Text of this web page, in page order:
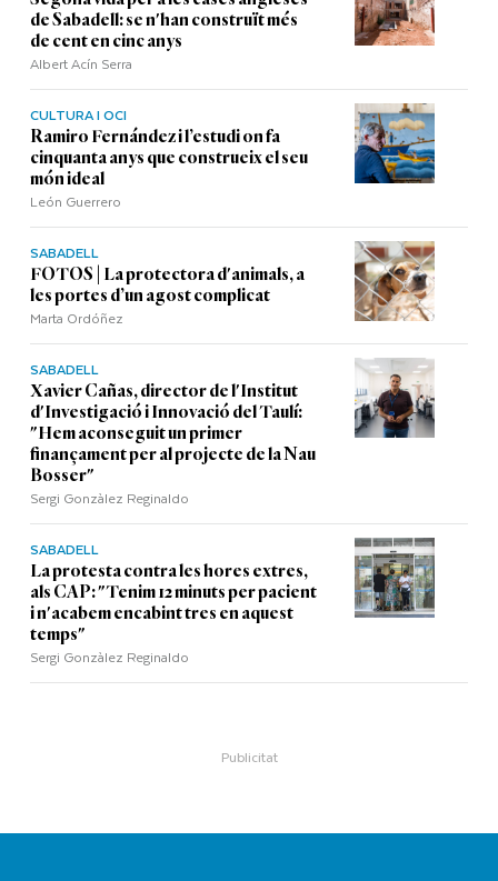
de Sabadell: se n'han construït més
de cent en cinc anys
Albert Acín Serra
CULTURA I OCI
Ramiro Fernández i l’estudi on fa
cinquanta anys que construeix el seu
món ideal
León Guerrero
SABADELL
FOTOS | La protectora d'animals, a
les portes d’un agost complicat
Marta Ordóñez
SABADELL
Xavier Cañas, director de l'Institut
d'Investigació i Innovació del Taulí:
"Hem aconseguit un primer
finançament per al projecte de la Nau
Bosser"
Sergi Gonzàlez Reginaldo
SABADELL
La protesta contra les hores extres,
als CAP: "Tenim 12 minuts per pacient
i n'acabem encabint tres en aquest
temps"
Sergi Gonzàlez Reginaldo